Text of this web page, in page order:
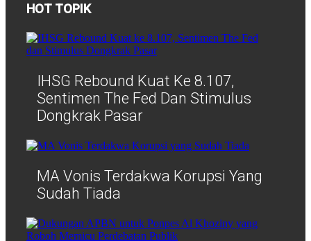
HOT TOPIK
IHSG Rebound Kuat Ke 8.107,
Sentimen The Fed Dan Stimulus
Dongkrak Pasar
MA Vonis Terdakwa Korupsi Yang
Sudah Tiada